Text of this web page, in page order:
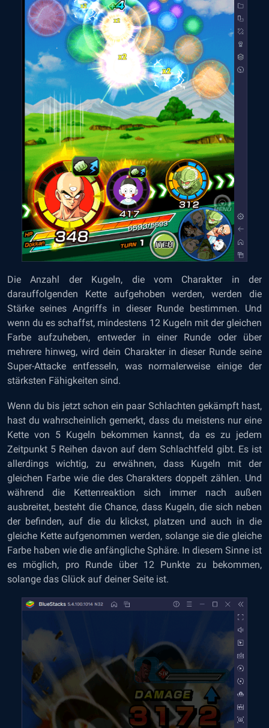
Die Anzahl der Kugeln, die vom Charakter in der
darauffolgenden Kette aufgehoben werden, werden die
Stärke seines Angriffs in dieser Runde bestimmen. Und
wenn du es schaffst, mindestens 12 Kugeln mit der gleichen
Farbe aufzuheben, entweder in einer Runde oder über
mehrere hinweg, wird dein Charakter in dieser Runde seine
Super-Attacke entfesseln, was normalerweise einige der
stärksten Fähigkeiten sind.
Wenn du bis jetzt schon ein paar Schlachten gekämpft hast,
hast du wahrscheinlich gemerkt, dass du meistens nur eine
Kette von 5 Kugeln bekommen kannst, da es zu jedem
Zeitpunkt 5 Reihen davon auf dem Schlachtfeld gibt. Es ist
allerdings wichtig, zu erwähnen, dass Kugeln mit der
gleichen Farbe wie die des Charakters doppelt zählen. Und
während die Kettenreaktion sich immer nach außen
ausbreitet, besteht die Chance, dass Kugeln, die sich neben
der befinden, auf die du klickst, platzen und auch in die
gleiche Kette aufgenommen werden, solange sie die gleiche
Farbe haben wie die anfängliche Sphäre. In diesem Sinne ist
es möglich, pro Runde über 12 Punkte zu bekommen,
solange das Glück auf deiner Seite ist.